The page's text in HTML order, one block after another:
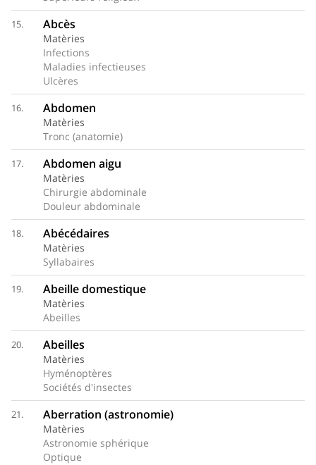
15. Abcès
Matèries
Infections
Maladies infectieuses
Ulcères
16. Abdomen
Matèries
Tronc (anatomie)
17. Abdomen aigu
Matèries
Chirurgie abdominale
Douleur abdominale
18. Abécédaires
Matèries
Syllabaires
19. Abeille domestique
Matèries
Abeilles
20. Abeilles
Matèries
Hyménoptères
Sociétés d'insectes
21. Aberration (astronomie)
Matèries
Astronomie sphérique
Optique